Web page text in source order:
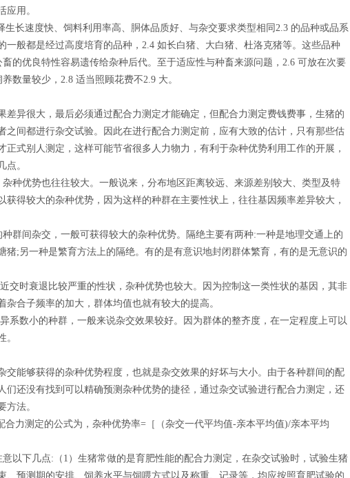
应用。
长速度快、饲料利用率高、胴体品质好、与杂交要求类型相同2.3 的品种或品系
一般都是经过高度培育的品种，2.4 如长白猪、大白猪、杜洛克猪等。这些品种
的优良特性容易遗传给杂种后代。至于适应性与种畜来源问题，2.6 可放在次要
数量较少，2.8 适当照顾花费不2.9 大。
异很大，最后必须通过配合力测定才能确定，但配合力测定费钱费事，生猪的
之间都进行杂交试验。因此在进行配合力测定前，应有大致的估计，只有那些估
正式别人测定，这样可能节省很多人力物力，有利于杂种优势利用工作的开展，
点。
优势也往往较大。一般说来，分布地区距离较远、来源差别较大、类型及特
获得较大的杂种优势，因为这样的种群在主要性状上，往往基因频率差异较大，
间杂交，一般可获得较大的杂种优势。隔绝主要有两种:一种是地理交通上的
猪;另一种是繁育方法上的隔绝。有的是有意识地封闭群体繁育，有的是无意识的
衰退比较严重的性状，杂种优势也较大。因为控制这一类性状的基因，其非
杂合子频率的加大，群体均值也就有较大的提高。
小的种群，一般来说杂交效果较好。因为群体的整齐度，在一定程度上可以
。
能够获得的杂种优势程度，也就是杂交效果的好坏与大小。由于各种群间的配
们还没有找到可以精确预测杂种优势的捷径，通过杂交试验进行配合力测定，还
方法。
力测定的公式为，杂种优势率=［（杂交一代平均值-亲本平均值)/亲本平均
下几点:（1）生猪常做的是育肥性能的配合力测定，在杂交试验时，试验生猪
、预测期的安排、饲养水平与饲喂方式以及称重、记录等，均应按照育肥试验的